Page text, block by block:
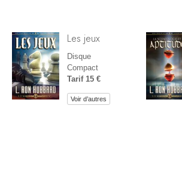
Les jeux
Disque
Compact
Tarif 15 €
Voir d’autres